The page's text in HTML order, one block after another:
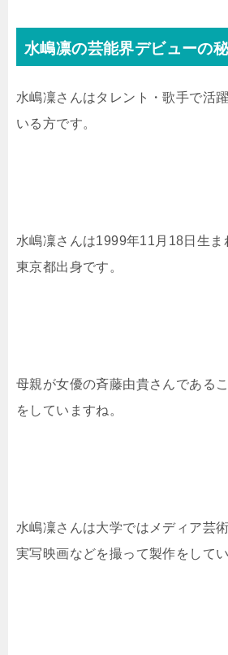
水嶋凛の芸能界デビューの
水嶋凜さんはタレント・歌手で活
いる方です。
水嶋凜さんは1999年11月18日生ま
東京都出身です。
母親が女優の斉藤由貴さんである
をしていますね。
水嶋凜さんは大学ではメディア芸
実写映画などを撮って製作をしてい